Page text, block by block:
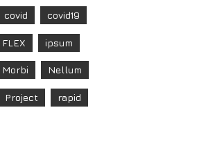
covid covid19
FLEX ipsum
Morbi Nellum
Project rapid